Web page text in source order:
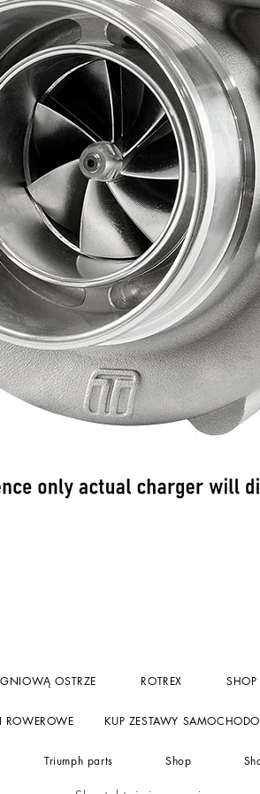
OSTRZE ROTREX SHOP
ROWEROWE KUP ZESTAWY
Triumph parts Shop